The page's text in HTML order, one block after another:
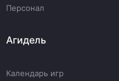
Персонал
Агидель
Календарь игр